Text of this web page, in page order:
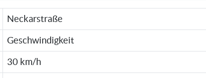
Neckarstraße
Geschwindigkeit
30 km/h